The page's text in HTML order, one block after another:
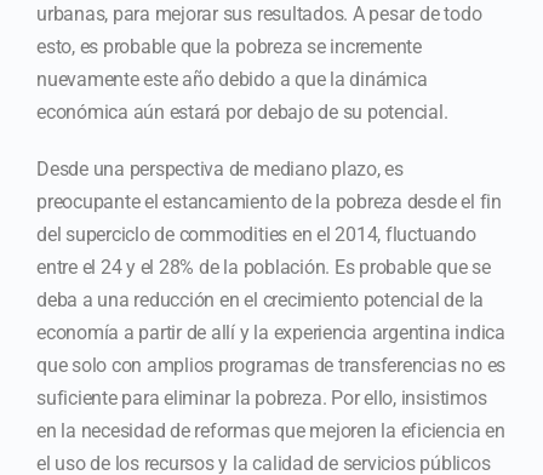
urbanas, para mejorar sus resultados. A pesar de todo
esto, es probable que la pobreza se incremente
nuevamente este año debido a que la dinámica
económica aún estará por debajo de su potencial.
Desde una perspectiva de mediano plazo, es
preocupante el estancamiento de la pobreza desde el fin
del superciclo de commodities en el 2014, fluctuando
entre el 24 y el 28% de la población. Es probable que se
deba a una reducción en el crecimiento potencial de la
economía a partir de allí y la experiencia argentina indica
que solo con amplios programas de transferencias no es
suficiente para eliminar la pobreza. Por ello, insistimos
en la necesidad de reformas que mejoren la eficiencia en
el uso de los recursos y la calidad de servicios públicos